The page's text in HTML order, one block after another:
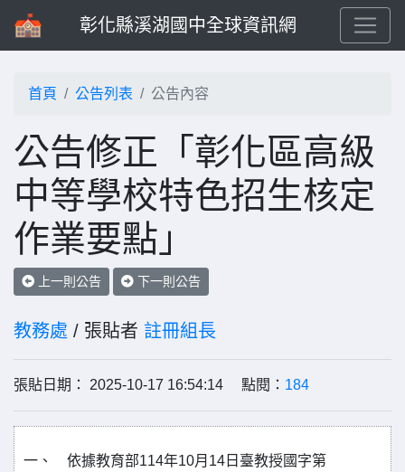
彰化縣溪湖國中全球資訊網
首頁 公告列表 公告內容
公告修正「彰化區高級
中等學校特色招生核定
作業要點」
上一則公告 下一則公告
教務處 / 張貼者 註冊組長
張貼日期： 2025-10-17 16:54:14 點閱： 184
一、 依據教育部114年10月14日臺教授國字第